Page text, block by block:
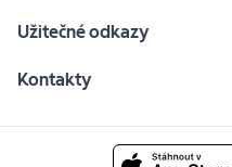
Užitečné odkazy
Kontakty